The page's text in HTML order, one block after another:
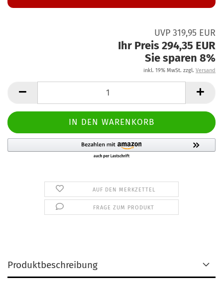
UVP 319,95 EUR
Ihr Preis 294,35 EUR
Sie sparen 8%
inkl. 19% MwSt. zzgl. Versand
AUF DEN MERKZETTEL
FRAGE ZUM PRODUKT
Produktbeschreibung